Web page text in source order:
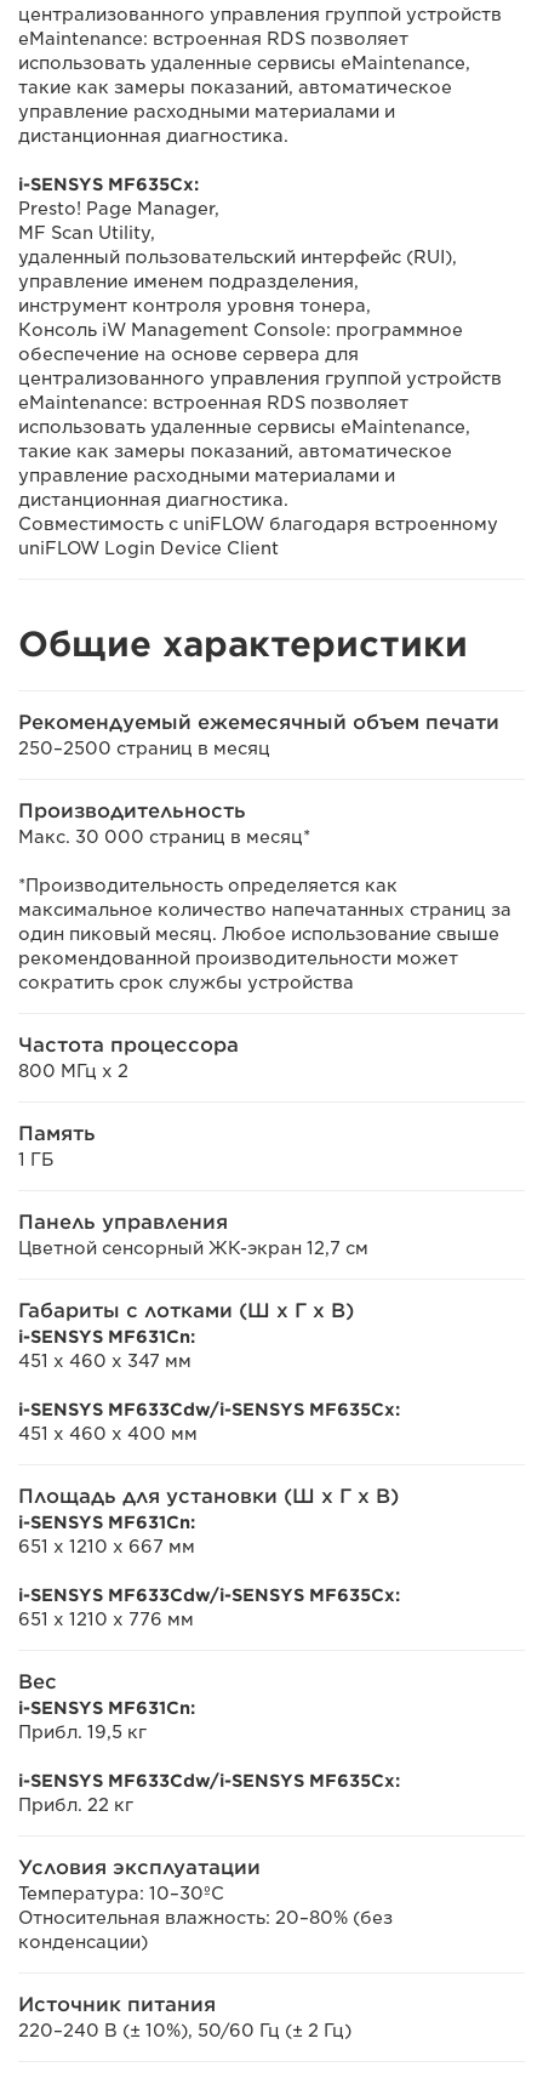
централизованного управления группой устройств
eMaintenance: встроенная RDS позволяет
использовать удаленные сервисы eMaintenance,
такие как замеры показаний, автоматическое
управление расходными материалами и
дистанционная диагностика.
i-SENSYS MF635Cx:
Presto! Page Manager,
MF Scan Utility,
удаленный пользовательский интерфейс (RUI),
управление именем подразделения,
инструмент контроля уровня тонера,
Консоль iW Management Console: программное
обеспечение на основе сервера для
централизованного управления группой устройств
eMaintenance: встроенная RDS позволяет
использовать удаленные сервисы eMaintenance,
такие как замеры показаний, автоматическое
управление расходными материалами и
дистанционная диагностика.
Совместимость с uniFLOW благодаря встроенному
uniFLOW Login Device Client
Общие характеристики
Рекомендуемый ежемесячный объем печати
250–2500 страниц в месяц
Производительность
Макс. 30 000 страниц в месяц*
*Производительность определяется как
максимальное количество напечатанных страниц за
один пиковый месяц. Любое использование свыше
рекомендованной производительности может
сократить срок службы устройства
Частота процессора
800 МГц x 2
Память
1 ГБ
Панель управления
Цветной сенсорный ЖК-экран 12,7 см
Габариты с лотками (Ш x Г x В)
i-SENSYS MF631Cn:
451 x 460 x 347 мм
i-SENSYS MF633Cdw/i-SENSYS MF635Cx:
451 x 460 x 400 мм
Площадь для установки (Ш x Г x В)
i-SENSYS MF631Cn:
651 x 1210 x 667 мм
i-SENSYS MF633Cdw/i-SENSYS MF635Cx:
651 x 1210 x 776 мм
Вес
i-SENSYS MF631Cn:
Прибл. 19,5 кг
i-SENSYS MF633Cdw/i-SENSYS MF635Cx:
Прибл. 22 кг
Условия эксплуатации
Температура: 10–30ºC
Относительная влажность: 20–80% (без
конденсации)
Источник питания
220–240 В (± 10%), 50/60 Гц (± 2 Гц)